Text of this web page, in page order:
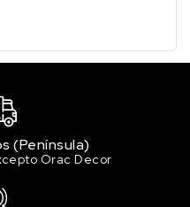
(Península)
Orac Decor